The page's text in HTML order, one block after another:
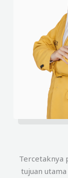
Tercetaknya
tujuan